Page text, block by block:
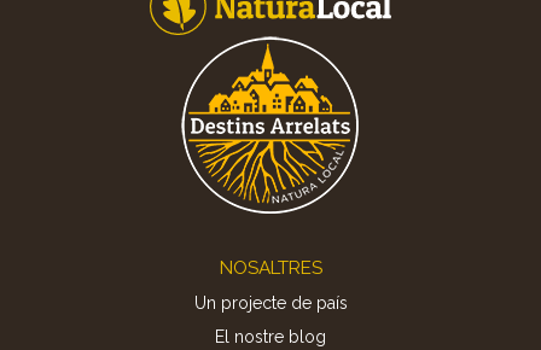
NOSALTRES
Un projecte de país
El nostre blog